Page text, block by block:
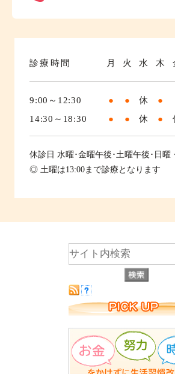
診療時間 月 火 水 木
9:00～12:30 ● ● 休 ●
14:30～18:30
● ● 休 ●
休診日 水曜･金曜午後･土曜午後･日曜
◎ 土曜は13:00まで診療となります